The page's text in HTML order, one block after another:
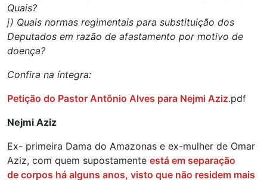
Quais?
j) Quais normas regimentais para substituição dos
Deputados em razão de afastamento por motivo de
doença?
Confira na íntegra:
Petição do Pastor Antônio Alves para Nejmi Aziz.pdf
Nejmi Aziz
Ex- primeira Dama do Amazonas e ex-mulher de Omar
Aziz, com quem supostamente está em separação
de corpos há alguns anos, visto que não residem mais